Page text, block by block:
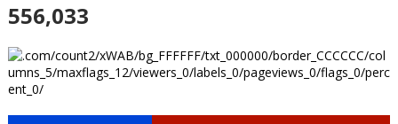
556,033